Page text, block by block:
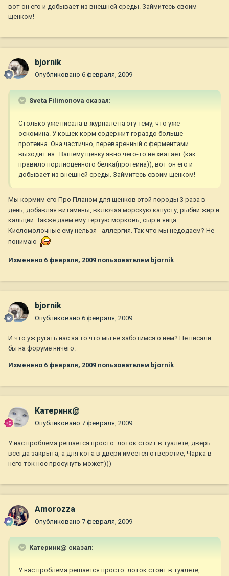
вот он его и добывает из внешней среды. Займитесь своим
щенком!
bjornik
Опубликовано 6 февраля, 2009
Sveta Filimonova сказал:
Столько уже писала в журнале на эту тему, что уже
оскомина. У кошек корм содержит гораздо больше
протеина. Она частично, переваренный с ферментами
выходит из...Вашему щенку явно чего-то не хватает (как
правило порлноценного белка(протеина)), вот он его и
добывает из внешней среды. Займитесь своим щенком!
Мы кормим его Про Планом для щенков этой породы 3 раза в
день, добавляя витамины, включая морскую капусту, рыбий жир и
кальций. Также даем ему тертую морковь, сыр и яйца.
Кисломолочные ему нельзя - аллергия. Так что мы недодаем? Не
понимаю
Изменено 6 февраля, 2009 пользователем bjornik
bjornik
Опубликовано 6 февраля, 2009
И что уж ругать нас за то что мы не заботимся о нем? Не писали
бы на форуме ничего.
Изменено 6 февраля, 2009 пользователем bjornik
Катеринк@
Опубликовано 7 февраля, 2009
У нас проблема решается просто: лоток стоит в туалете, дверь
всегда закрыта, а для кота в двери имеется отверстие, Чарка в
него ток нос просунуть может)))
Amorozza
Опубликовано 7 февраля, 2009
Катеринк@ сказал:
У нас проблема решается просто: лоток стоит в туалете,